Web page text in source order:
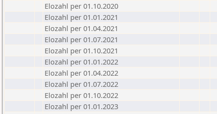
Elozahl per 01.10.2020
Elozahl per 01.01.2021
Elozahl per 01.04.2021
Elozahl per 01.07.2021
Elozahl per 01.10.2021
Elozahl per 01.01.2022
Elozahl per 01.04.2022
Elozahl per 01.07.2022
Elozahl per 01.10.2022
Elozahl per 01.01.2023